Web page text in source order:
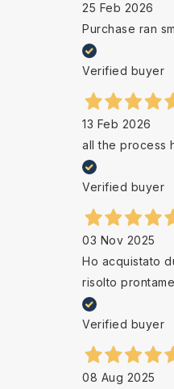
25 Feb 2026
Purchase ran
Verified buyer
13 Feb 2026
all the process
Verified buyer
03 Nov 2025
Ho acquistato
risolto
Verified buyer
08 Aug 2025